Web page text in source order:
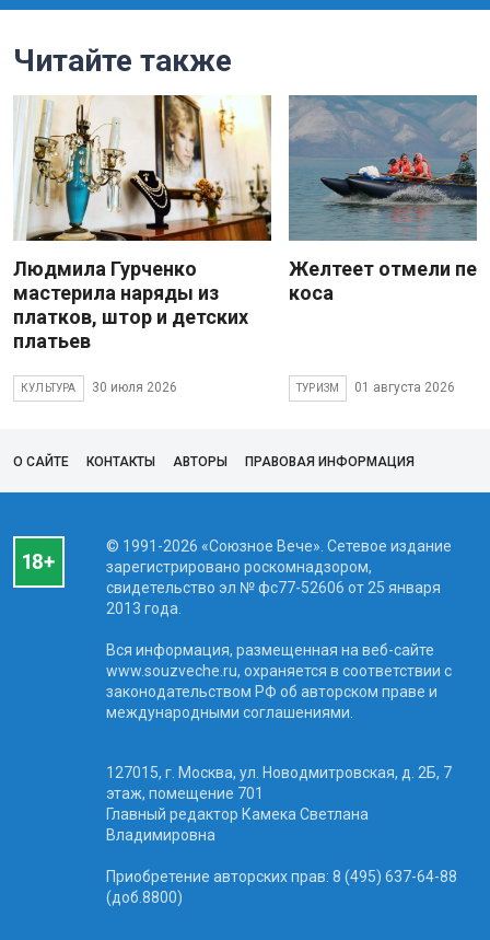
Читайте также
Людмила Гурченко
мастерила наряды из
платков, штор и детских
платьев
КУЛЬТУРА 30 июля 2026
Желтеет отмели
коса
ТУРИЗМ 01 августа 2026
О САЙТЕ КОНТАКТЫ АВТОРЫ ПРАВОВАЯ ИНФОРМАЦИЯ
© 1991-2026 «Союзное Вече». Сетевое издание
зарегистрировано роскомнадзором,
свидетельство эл № фc77-52606 от 25 января
2013 года.
Вся информация, размещенная на веб-сайте
www.souzveche.ru, охраняется в соответствии с
законодательством РФ об авторском праве и
международными соглашениями.
127015, г. Москва, ул. Новодмитровская, д. 2Б, 7
этаж, помещение 701
Главный редактор Камека Светлана
Владимировна
Приобретение авторских прав: 8 (495) 637-64-88
(доб.8800)